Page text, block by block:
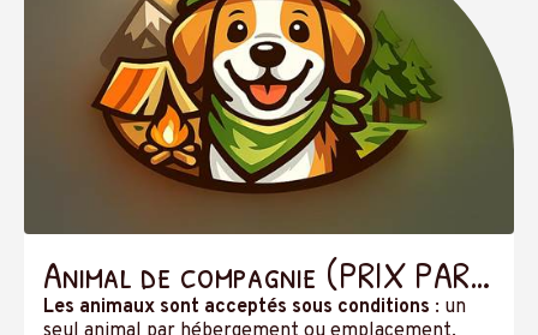
Animal de compagnie (PRIX PAR
JOUR)
Les animaux sont acceptés sous conditions : un